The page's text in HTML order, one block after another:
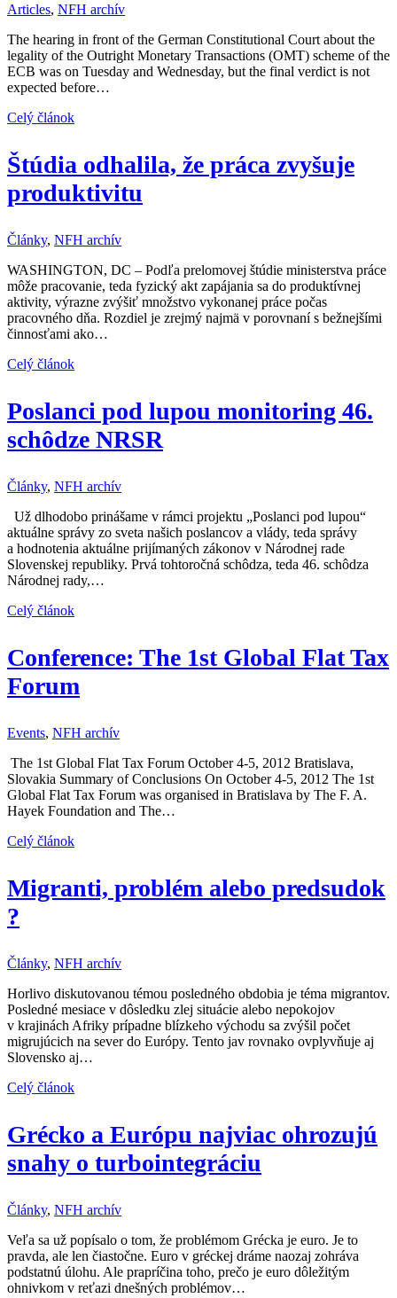
Articles, NFH archív
The hearing in front of the German Constitutional Court about the
legality of the Outright Monetary Transactions (OMT) scheme of the
ECB was on Tuesday and Wednesday, but the final verdict is not
expected before…
Celý článok
Štúdia odhalila, že práca zvyšuje
produktivitu
Články, NFH archív
WASHINGTON, DC – Podľa prelomovej štúdie ministerstva práce
môže pracovanie, teda fyzický akt zapájania sa do produktívnej
aktivity, výrazne zvýšiť množstvo vykonanej práce počas
pracovného dňa. Rozdiel je zrejmý najmä v porovnaní s bežnejšími
činnosťami ako…
Celý článok
Poslanci pod lupou monitoring 46.
schôdze NRSR
Články, NFH archív
Už dlhodobo prinášame v rámci projektu „Poslanci pod lupou“
aktuálne správy zo sveta našich poslancov a vlády, teda správy
a hodnotenia aktuálne prijímaných zákonov v Národnej rade
Slovenskej republiky. Prvá tohtoročná schôdza, teda 46. schôdza
Národnej rady,…
Celý článok
Conference: The 1st Global Flat Tax
Forum
Events, NFH archív
The 1st Global Flat Tax Forum October 4-5, 2012 Bratislava,
Slovakia Summary of Conclusions On October 4-5, 2012 The 1st
Global Flat Tax Forum was organised in Bratislava by The F. A.
Hayek Foundation and The…
Celý článok
Migranti, problém alebo predsudok
?
Články, NFH archív
Horlivo diskutovanou témou posledného obdobia je téma migrantov.
Posledné mesiace v dôsledku zlej situácie alebo nepokojov
v krajinách Afriky prípadne blízkeho východu sa zvýšil počet
migrujúcich na sever do Európy. Tento jav rovnako ovplyvňuje aj
Slovensko aj…
Celý článok
Grécko a Európu najviac ohrozujú
snahy o turbointegráciu
Články, NFH archív
Veľa sa už popísalo o tom, že problémom Grécka je euro. Je to
pravda, ale len čiastočne. Euro v gréckej dráme naozaj zohráva
podstatnú úlohu. Ale prapríčina toho, prečo je euro dôležitým
ohnivkom v reťazi dnešných problémov…